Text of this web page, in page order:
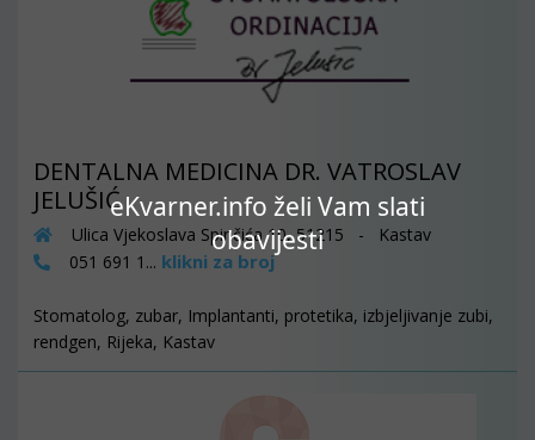
eKvarner.info želi Vam slati
obavijesti
DENTALNA MEDICINA DR. VATROSLAV
JELUŠIĆ
Ulica Vjekoslava Spinčića 10, 51215 - Kastav
051 691 1... klikni za broj
Stomatolog, zubar, Implantanti, protetika, izbjeljivanje zubi,
rendgen, Rijeka, Kastav